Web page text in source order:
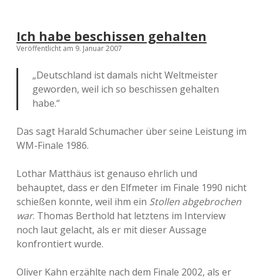
Ich habe beschissen gehalten
Veröffentlicht am 9. Januar 2007
„Deutschland ist damals nicht Weltmeister
geworden, weil ich so beschissen gehalten
habe.“
Das sagt Harald Schumacher über seine Leistung im
WM-Finale 1986.
Lothar Matthäus ist genauso ehrlich und
behauptet, dass er den Elfmeter im Finale 1990 nicht
schießen konnte, weil ihm ein Stollen abgebrochen
war. Thomas Berthold hat letztens im Interview
noch laut gelacht, als er mit dieser Aussage
konfrontiert wurde.
Oliver Kahn erzählte nach dem Finale 2002, als er